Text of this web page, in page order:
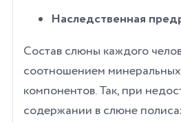
Наследственная
Состав слюны каждого
соотношением
компонентов. Так, при
содержании в слюне